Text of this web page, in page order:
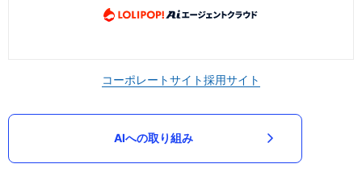
コーポレートサイト採用サイト
AIへの取り組み